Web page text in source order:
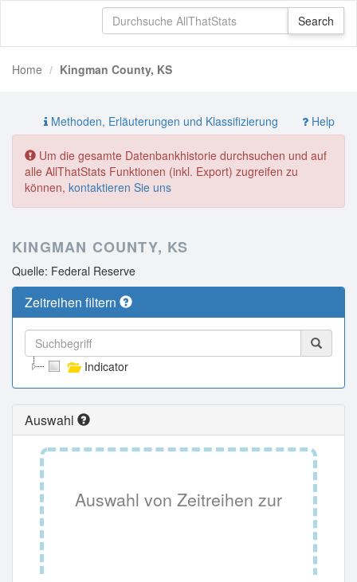
Home Kingman County, KS
Methoden, Erläuterungen und Klassifizierung Help
Um die gesamte Datenbankhistorie durchsuchen und auf
alle AllThatStats Funktionen (inkl. Export) zugreifen zu
können, kontaktieren Sie uns
KINGMAN COUNTY, KS
Quelle: Federal Reserve
Zeitreihen filtern
Indicator
Auswahl
Auswahl von Zeitreihen zur